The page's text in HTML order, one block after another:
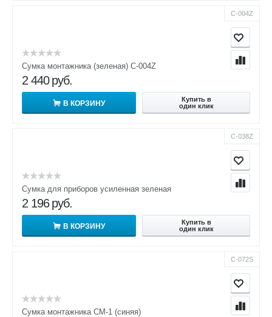
С-004Z
Сумка монтажника (зеленая) С-004Z
2 440 руб.
В КОРЗИНУ
Купить в
один клик
С-038Z
Сумка для приборов усиленная зеленая
2 196 руб.
В КОРЗИНУ
Купить в
один клик
С-072S
Сумка монтажника СМ-1 (синяя)